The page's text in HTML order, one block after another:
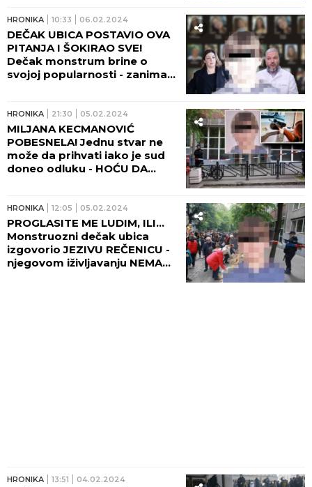
HRONIKA 10:33 06.02.2024
DEČAK UBICA POSTAVIO OVA
PITANJA I ŠOKIRAO SVE!
Dečak monstrum brine o
svojoj popularnosti - zanima
HRONIKA 21:30 05.02.2024
MILJANA KECMANOVIĆ
POBESNELA! Jednu stvar ne
može da prihvati iako je sud
doneo odluku - HOĆU DA
HRONIKA 12:05 05.02.2024
PROGLASITE ME LUDIM, ILI...
Monstruozni dečak ubica
izgovorio JEZIVU REČENICU -
njegovom iživljavanju NEMA
HRONIKA 13:51 04.02.2024